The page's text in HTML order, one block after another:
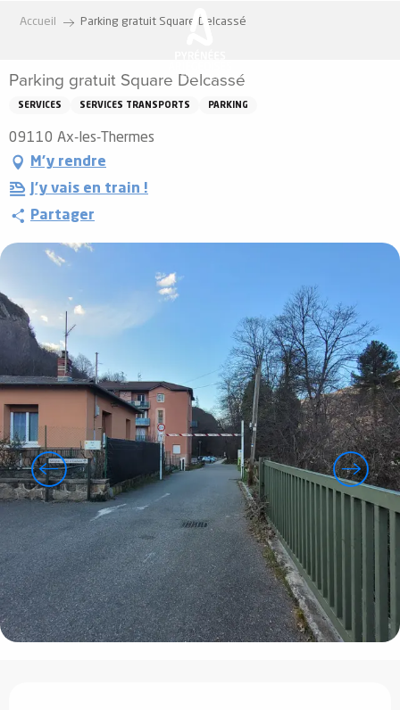
principal
Accueil Parking gratuit Square Delcassé
Parking gratuit Square Delcassé
SERVICES SERVICES TRANSPORTS PARKING
09110 Ax-les-Thermes
M'y rendre
J'y vais en train !
Partager